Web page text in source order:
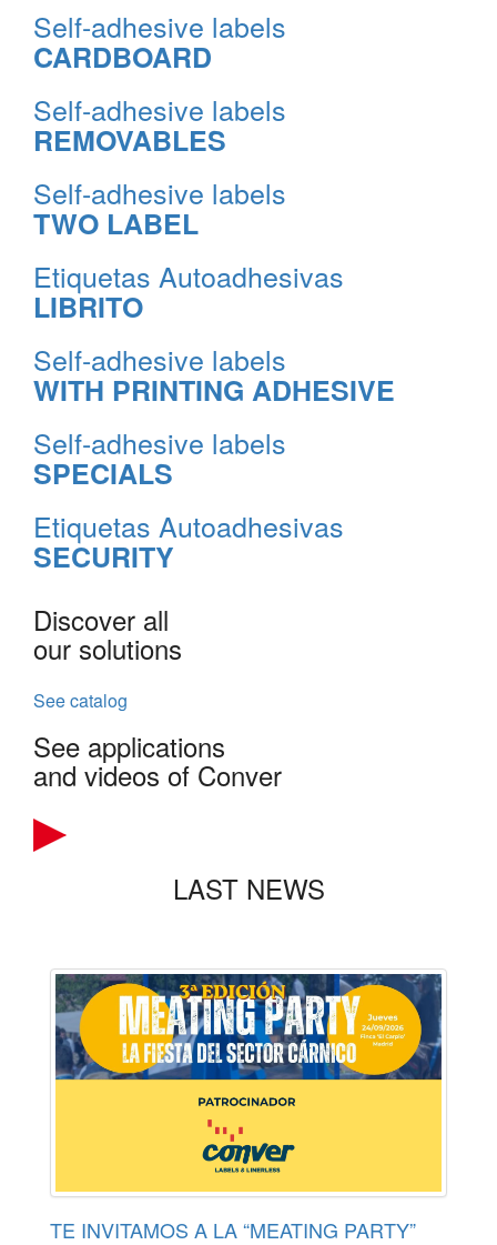
Self-adhesive labels
CARDBOARD
Self-adhesive labels
REMOVABLES
Self-adhesive labels
TWO LABEL
Etiquetas Autoadhesivas
LIBRITO
Self-adhesive labels
WITH PRINTING ADHESIVE
Self-adhesive labels
SPECIALS
Etiquetas Autoadhesivas
SECURITY
Discover all
our solutions
See catalog
See applications
and videos of Conver
LAST NEWS
TE INVITAMOS A LA “MEATING PARTY”